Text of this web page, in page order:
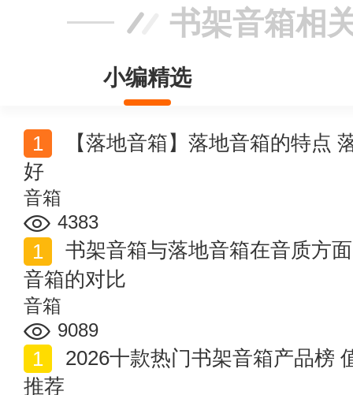
书架音箱相
小编精选
好
音箱
4383
音箱的对比
音箱
9089
推荐